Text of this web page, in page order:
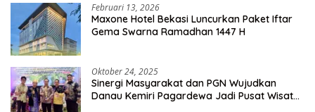
Februari 13, 2026
Maxone Hotel Bekasi Luncurkan Paket Iftar
Gema Swarna Ramadhan 1447 H
Oktober 24, 2025
Sinergi Masyarakat dan PGN Wujudkan
Danau Kemiri Pagardewa Jadi Pusat Wisata